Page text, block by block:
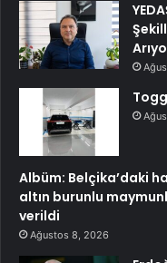
Albüm: Belçika’daki
altın burunlu
verildi
Ağustos 8, 2026